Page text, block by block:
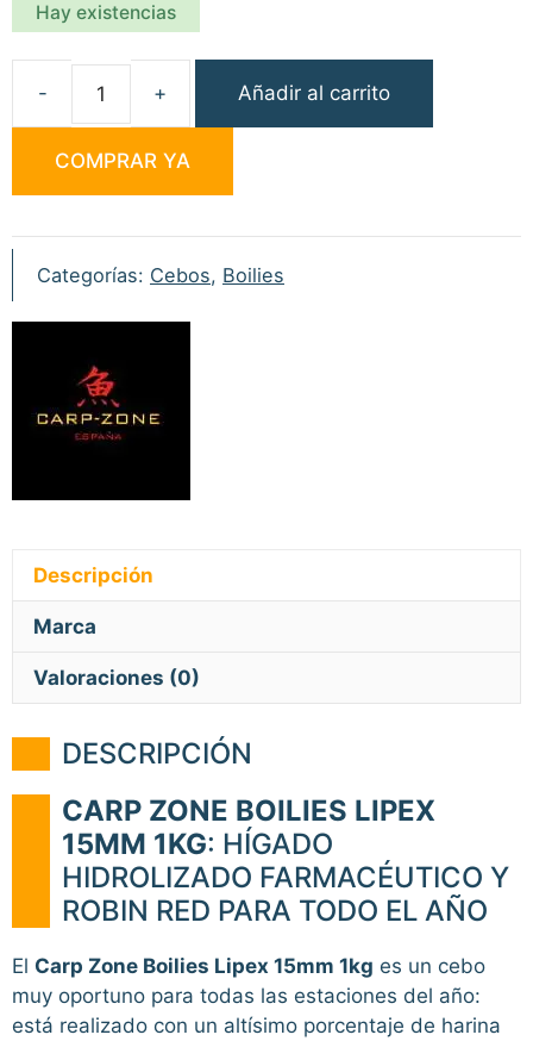
Hay existencias
Boilies
Lipex
cantidad
Añadir al carrito
COMPRAR YA
Categorías: Cebos, Boilies
Descripción
Marca
Valoraciones (0)
DESCRIPCIÓN
CARP ZONE BOILIES LIPEX
15MM 1KG: HÍGADO
HIDROLIZADO FARMACÉUTICO Y
ROBIN RED PARA TODO EL AÑO
El Carp Zone Boilies Lipex 15mm 1kg es un cebo
muy oportuno para todas las estaciones del año:
está realizado con un altísimo porcentaje de harina